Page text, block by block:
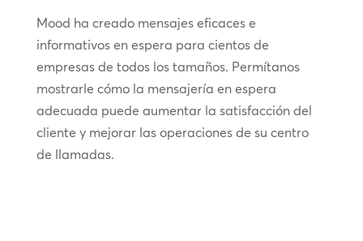
Mood ha creado mensajes eficaces e
informativos en espera para cientos de
empresas de todos los tamaños. Permítanos
mostrarle cómo la mensajería en espera
adecuada puede aumentar la satisfacción del
cliente y mejorar las operaciones de su centro
de llamadas.